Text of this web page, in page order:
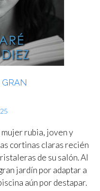
rubia, joven y
cortinas claras recién
de su salón. Al
jardín por adaptar a
aún por destapar.